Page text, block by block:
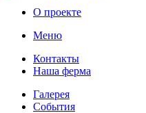
О проекте
Меню
Контакты
Наша ферма
Галерея
События